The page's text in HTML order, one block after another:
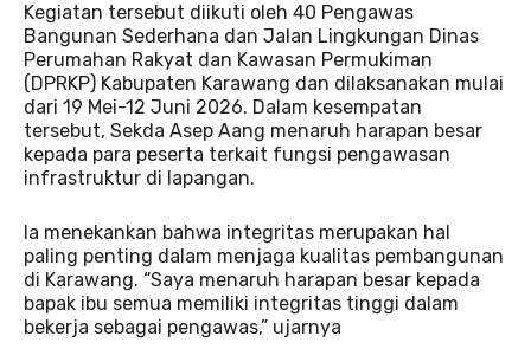
Kegiatan tersebut diikuti oleh 40 Pengawas
Bangunan Sederhana dan Jalan Lingkungan Dinas
Perumahan Rakyat dan Kawasan Permukiman
(DPRKP) Kabupaten Karawang dan dilaksanakan mulai
dari 19 Mei-12 Juni 2026. Dalam kesempatan
tersebut, Sekda Asep Aang menaruh harapan besar
kepada para peserta terkait fungsi pengawasan
infrastruktur di lapangan.
Ia menekankan bahwa integritas merupakan hal
paling penting dalam menjaga kualitas pembangunan
di Karawang. “Saya menaruh harapan besar kepada
bapak ibu semua memiliki integritas tinggi dalam
bekerja sebagai pengawas,” ujarnya